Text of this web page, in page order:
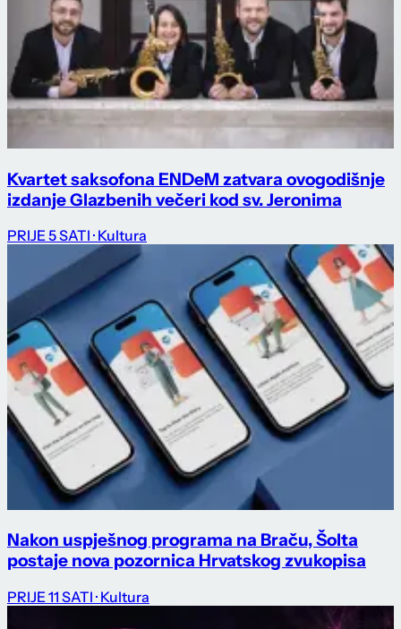
Kvartet saksofona ENDeM zatvara ovogodišnje
izdanje Glazbenih večeri kod sv. Jeronima
PRIJE 5 SATI · Kultura
Nakon uspješnog programa na Braču, Šolta
postaje nova pozornica Hrvatskog zvukopisa
PRIJE 11 SATI · Kultura